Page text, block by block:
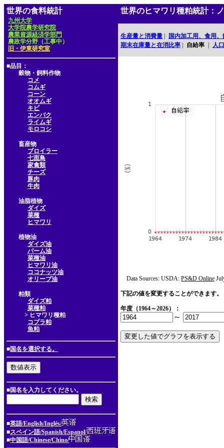
世界の食料統計
九州大学
大学院農学研究院
農業資源経済学部門
農政学分野（工事中）
旧・伊東研究室
■品目：
穀物・飼料作物
コメ
コムギ
コーン
オオムギ
キビ
エンバク
ライムギ
モロコシ
畜産物
ブロイラー
七面鳥
家禽類
チーズ
豚肉
牛肉
油脂植物
ダイズ
菜種
ヒマワリ
植物油
ダイズ油
パーム油
菜種油
ヒマワリ油
ココナッツ油
オリーブ油
粕類
ダイズ粕
菜種粕
> ヒマワリ種粕
コプラ粕
魚粕
■国名を選択する。
■国名を入力してください。
■英語/English/Inglés/
■スペイン語/Spanish/Espanol/
■中国語/Chinese/Chino/
世界のヒマワリ種粕統計：
生産量と消費量
国内加工用、食用
期末在庫量と在消比率
自給率 人口
Data Sources: USDA: PS&D Online
下記の値を変更することができます。
年度（1964～2026）：
～